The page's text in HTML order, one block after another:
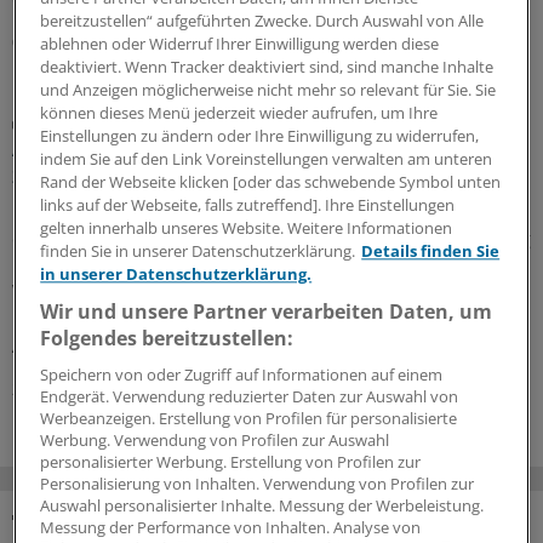
03.08.2026
Juli-Sitzung des CHMP
Acht Pharma-Innovationen auf der Zielgeraden
zur EU-Zulassung
Neue Ansätze gegen zu hohe Cholesterinwerte bildeten
einen Schwerpunkt der jüngsten Experten-Begutachtung
bei der EMA: Auch gab es Zulassungsempfehlungen für
Wirkstoffe gegen Plaque-Psoriasis, primäre biliäre
Cholangitis, COVID-19, AMD und zerebrale
Adrenoleukodystrophie.
24.07.2026
bereitzustellen“ aufgeführten Zwecke. Durch Auswahl von Alle
ablehnen oder Widerruf Ihrer Einwilligung werden diese
deaktiviert. Wenn Tracker deaktiviert sind, sind manche Inhalte
und Anzeigen möglicherweise nicht mehr so relevant für Sie. Sie
können dieses Menü jederzeit wieder aufrufen, um Ihre
Einstellungen zu ändern oder Ihre Einwilligung zu widerrufen,
indem Sie auf den Link Voreinstellungen verwalten am unteren
Rand der Webseite klicken [oder das schwebende Symbol unten
links auf der Webseite, falls zutreffend]. Ihre Einstellungen
gelten innerhalb unseres Website. Weitere Informationen
finden Sie in unserer Datenschutzerklärung. Details finden Sie
in unserer Datenschutzerklärung.
Wir und unsere Partner verarbeiten Daten, um
Folgendes bereitzustellen:
Speichern von oder Zugriff auf Informationen auf einem
Endgerät. Verwendung reduzierter Daten zur Auswahl von
Werbeanzeigen. Erstellung von Profilen für personalisierte
Werbung. Verwendung von Profilen zur Auswahl
personalisierter Werbung. Erstellung von Profilen zur
Personalisierung von Inhalten. Verwendung von Profilen zur
Auswahl personalisierter Inhalte. Messung der Werbeleistung.
Messung der Performance von Inhalten. Analyse von